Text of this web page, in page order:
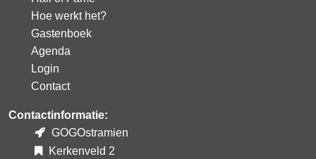
Hoe werkt het?
Gastenboek
Agenda
Login
Contact
Contactinformatie:
GOGOstramien
Kerkenveld 2